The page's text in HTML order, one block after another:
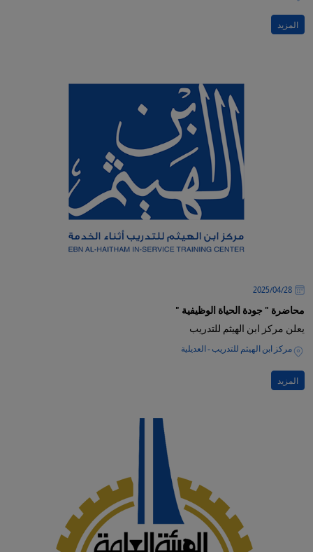
المزيد
28‏/04‏/2025
محاضرة " جودة الحياة الوظيفية "
يعلن مركز ابن الهيثم للتدريب
مركز ابن الهيثم للتدريب - العديلية
المزيد